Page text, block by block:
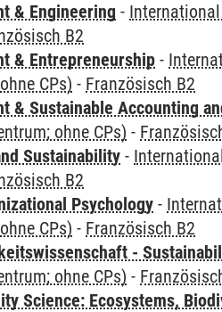
& Engineering -
B2
& Entrepreneurship -
CPs) - Französisch B2
& Sustainable Accounting
ohne CPs) -
Sustainability -
B2
Psychology -
CPs) - Französisch B2
-
ohne CPs) -
Science: Ecosystems,